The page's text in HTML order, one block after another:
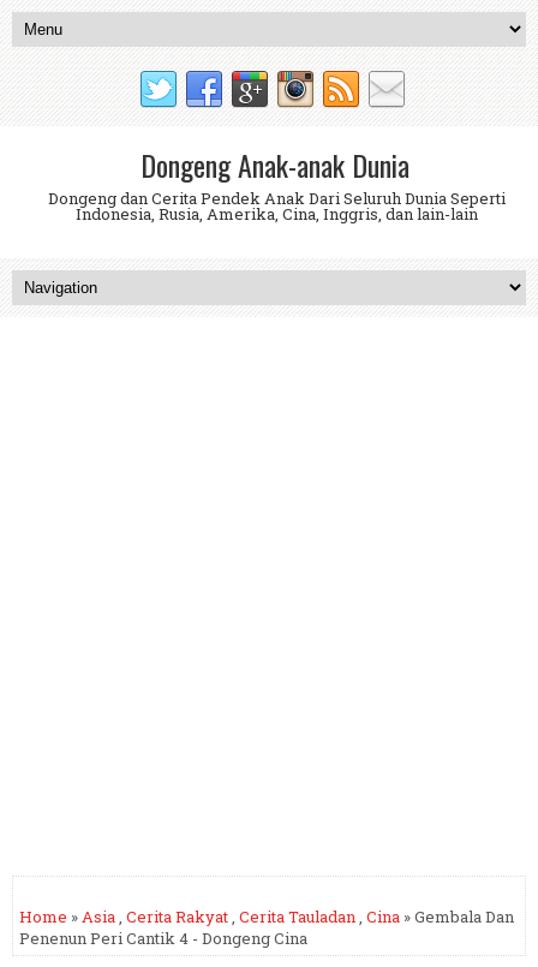
Dongeng Anak-anak Dunia
Dongeng dan Cerita Pendek Anak Dari Seluruh Dunia Seperti
Indonesia, Rusia, Amerika, Cina, Inggris, dan lain-lain
Home »Asia, Cerita Rakyat, Cerita Tauladan, Cina » Gembala Dan
Penenun Peri Cantik 4 - Dongeng Cina